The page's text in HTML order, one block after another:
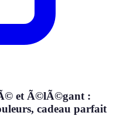
et Ã©lÃ©gant :
cadeau parfait